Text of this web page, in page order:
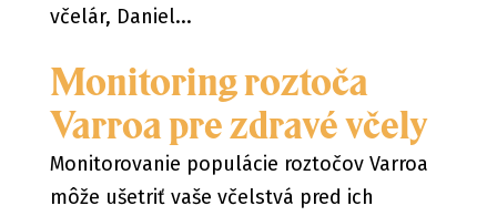
včelár, Daniel...
Monitoring roztoča
Varroa pre zdravé včely
Monitorovanie populácie roztočov Varroa
môže ušetriť vaše včelstvá pred ich